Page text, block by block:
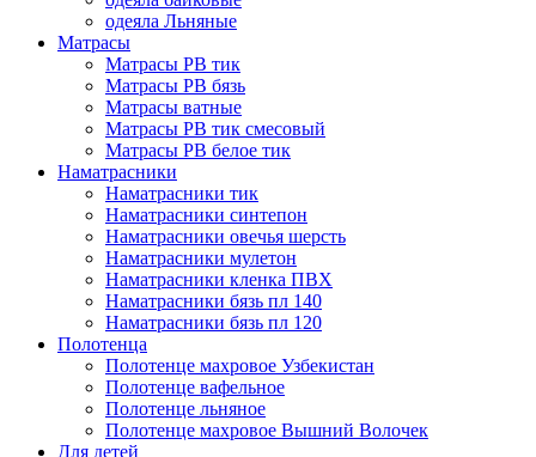
одеяла Льняные
Матрасы
Матрасы РВ тик
Матрасы РВ бязь
Матрасы ватные
Матрасы РВ тик смесовый
Матрасы РВ белое тик
Наматрасники
Наматрасники тик
Наматрасники синтепон
Наматрасники овечья шерсть
Наматрасники мулетон
Наматрасники кленка ПВХ
Наматрасники бязь пл 140
Наматрасники бязь пл 120
Полотенца
Полотенце махровое Узбекистан
Полотенце вафельное
Полотенце льняное
Полотенце махровое Вышний Волочек
Для детей